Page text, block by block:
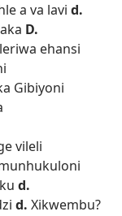
a va lavi d.
D.
ehansi
Gibiyoni
vileli
d.
d. Xikwembu?